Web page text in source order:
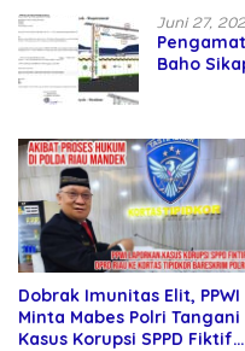
Juni 27,
Baho
Dobrak Imunitas Elit, PPWI
Minta Mabes Polri Tangani
Kasus Korupsi SPPD Fiktif